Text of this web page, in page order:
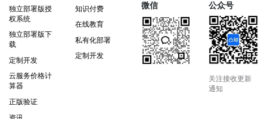
独立部署版授
权系统
独立部署版下
载
定制开发
云服务价格计
算器
正版验证
知识付费
在线教育
私有化部署
定制开发
微信 公众号
关注接收更新
通知